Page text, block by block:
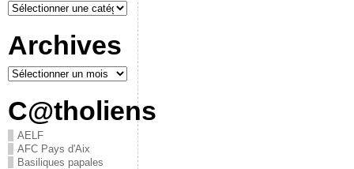
Archives
C@tholiens
AELF
AFC Pays d'Aix
Basiliques papales